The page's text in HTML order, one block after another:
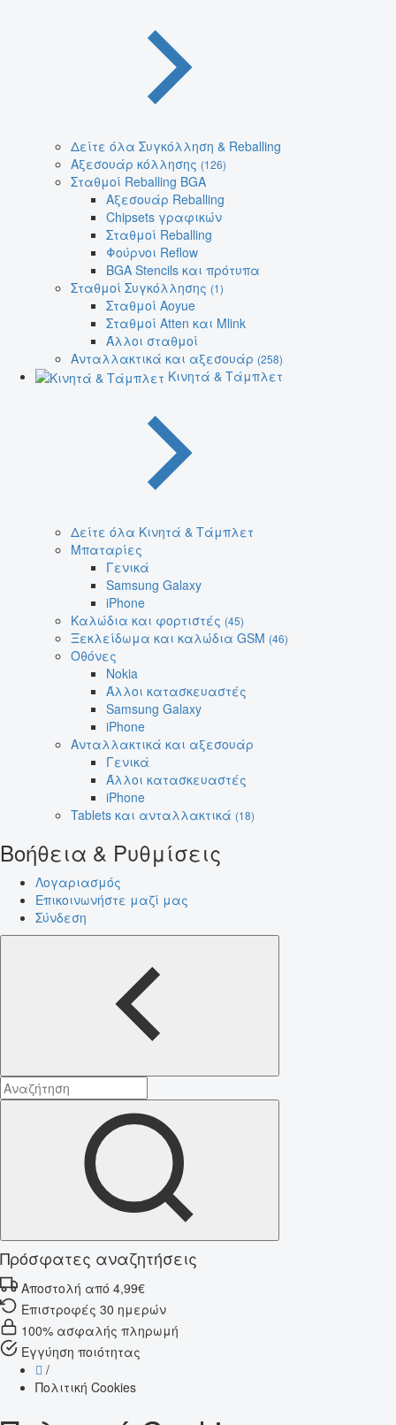
Δείτε όλα Συγκόλληση & Reballing
Αξεσουάρ κόλλησης (126)
Σταθμοί Reballing BGA
Αξεσουάρ Reballing
Chipsets γραφικών
Σταθμοί Reballing
Φούρνοι Reflow
BGA Stencils και πρότυπα
Σταθμοί Συγκόλλησης (1)
Σταθμοί Aoyue
Σταθμοί Atten και Mlink
Άλλοι σταθμοί
Ανταλλακτικά και αξεσουάρ (258)
Κινητά & Τάμπλετ
Δείτε όλα Κινητά & Τάμπλετ
Μπαταρίες
Γενικά
Samsung Galaxy
iPhone
Καλώδια και φορτιστές (45)
Ξεκλείδωμα και καλώδια GSM (46)
Οθόνες
Nokia
Άλλοι κατασκευαστές
Samsung Galaxy
iPhone
Ανταλλακτικά και αξεσουάρ
Γενικά
Άλλοι κατασκευαστές
iPhone
Tablets και ανταλλακτικά (18)
Βοήθεια & Ρυθμίσεις
Λογαριασμός
Επικοινωνήστε μαζί μας
Σύνδεση
Πρόσφατες αναζητήσεις
Αποστολή από 4,99€
Επιστροφές 30 ημερών
100% ασφαλής πληρωμή
Εγγύηση ποιότητας
/
Πολιτική Cookies